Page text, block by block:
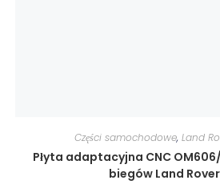
Części samochodowe, Land
Płyta adaptacyjna CNC
biegów Land